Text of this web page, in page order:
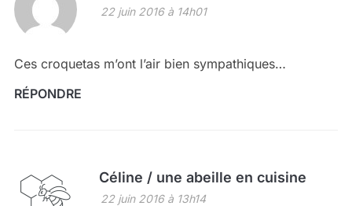
22 juin 2016 à 14h01
Ces croquetas m’ont l’air bien sympathiques…
RÉPONDRE
Céline / une abeille en cuisine
22 juin 2016 à 13h14